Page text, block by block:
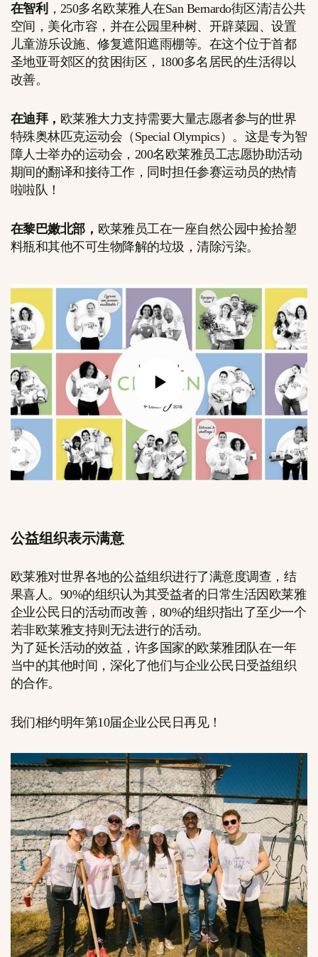
在智利 ，250多名欧莱雅人在San Bernardo街区清洁公共
空间，美化市容，并在公园里种树、开辟菜园、设置
儿童游乐设施、修复遮阳遮雨棚等。在这个位于首都
圣地亚哥郊区的贫困街区，1800多名居民的生活得以
改善。
在迪拜， 欧莱雅大力支持需要大量志愿者参与的世界
特殊奥林匹克运动会（Special Olympics）。这是专为智
障人士举办的运动会，200名欧莱雅员工志愿协助活动
期间的翻译和接待工作，同时担任参赛运动员的热情
啦啦队！
在黎巴嫩北部， 欧莱雅员工在一座自然公园中捡拾塑
料瓶和其他不可生物降解的垃圾，清除污染。
公益组织表示满意
欧莱雅对世界各地的公益组织进行了满意度调查，结
果喜人。90%的组织认为其受益者的日常生活因欧莱雅
企业公民日的活动而改善，80%的组织指出了至少一个
若非欧莱雅支持则无法进行的活动。
为了延长活动的效益，许多国家的欧莱雅团队在一年
当中的其他时间，深化了他们与企业公民日受益组织
的合作。
我们相约明年第10届企业公民日再见！